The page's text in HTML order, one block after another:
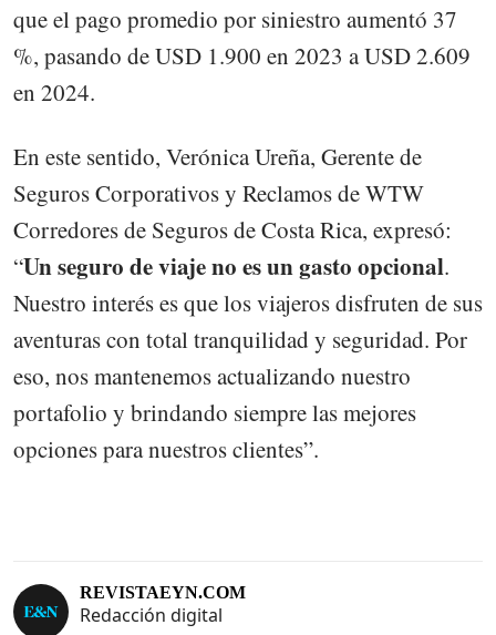
que el pago promedio por siniestro aumentó 37
%, pasando de USD 1.900 en 2023 a USD 2.609
en 2024.
En este sentido, Verónica Ureña, Gerente de
Seguros Corporativos y Reclamos de WTW
Corredores de Seguros de Costa Rica, expresó:
“Un seguro de viaje no es un gasto opcional.
Nuestro interés es que los viajeros disfruten de sus
aventuras con total tranquilidad y seguridad. Por
eso, nos mantenemos actualizando nuestro
portafolio y brindando siempre las mejores
opciones para nuestros clientes”.
REVISTAEYN.COM
Redacción digital